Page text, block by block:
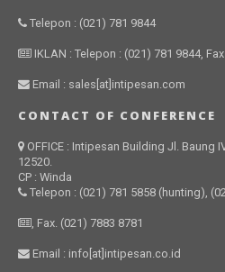
Telepon : (021) 781 9844
IKLAN : Telepon : (021) 781 9844,
Email : sales[at]intipesan.com
CONTACT OF CONFERENCE
OFFICE : Intipesan Building Jl. Baung
12520.
CP : Winda
Telepon : (021) 781 5858 (hunting),
, Fax. (021) 7883 8781
Email : info[at]intipesan.co.id